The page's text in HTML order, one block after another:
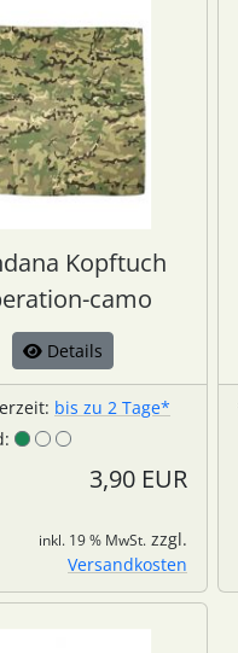
Kopftuch
camo
Details
bis zu 2 Tage*
3,90 EUR
inkl. 19 % MwSt. zzgl.
Versandkosten